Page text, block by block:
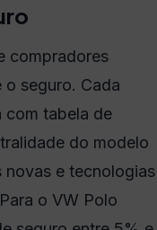
compradores
seguro. Cada
com tabela de
do modelo
novas e tecnologias
o VW Polo